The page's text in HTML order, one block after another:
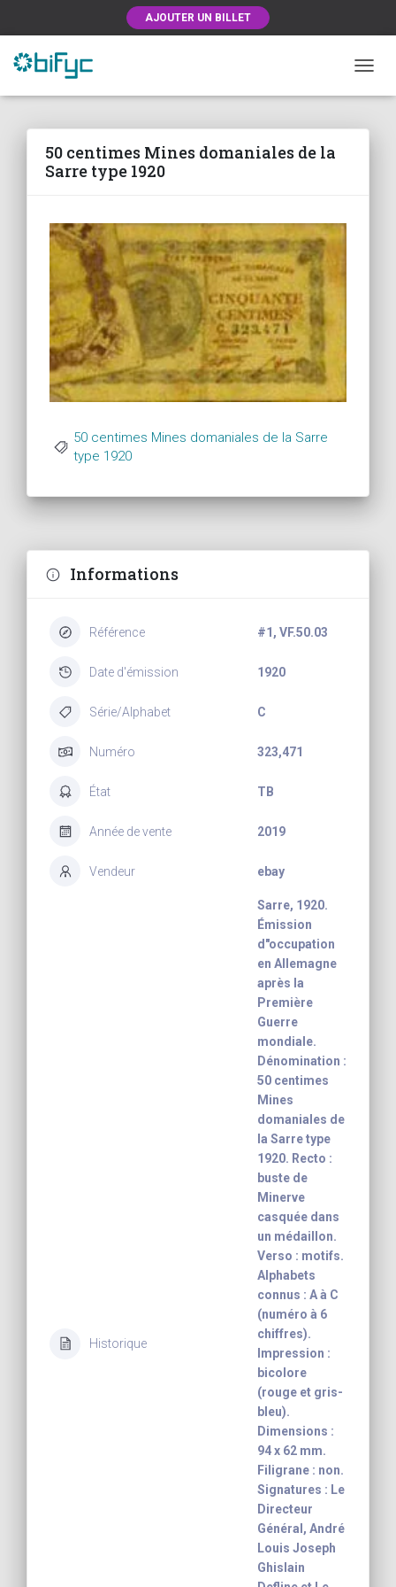
AJOUTER UN BILLET
50 centimes Mines domaniales de la
Sarre type 1920
50 centimes Mines domaniales de la Sarre
type 1920
Informations
Référence #1, VF.50.03
Date d'émission 1920
Série/Alphabet C
Numéro 323,471
État TB
Année de vente 2019
Vendeur ebay
Historique
Sarre, 1920.
Émission
d"occupation
en Allemagne
après la
Première
Guerre
mondiale.
Dénomination :
50 centimes
Mines
domaniales de
la Sarre type
1920. Recto :
buste de
Minerve
casquée dans
un médaillon.
Verso : motifs.
Alphabets
connus : A à C
(numéro à 6
chiffres).
Impression :
bicolore
(rouge et gris-
bleu).
Dimensions :
94 x 62 mm.
Filigrane : non.
Signatures : Le
Directeur
Général, André
Louis Joseph
Ghislain